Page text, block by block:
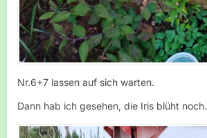
Nr.6+7 lassen auf sich warten.
Dann hab ich gesehen, die Iris blüht noch.